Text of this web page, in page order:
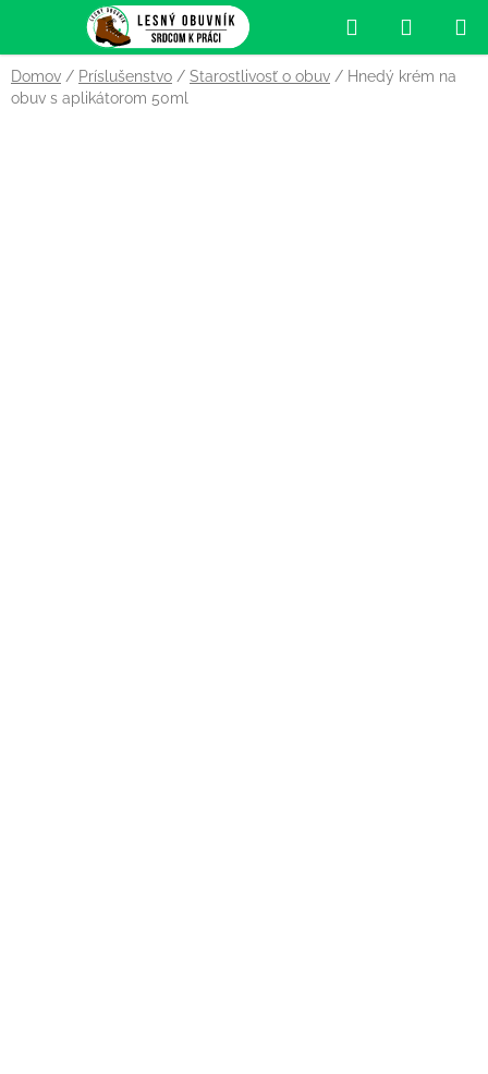
obsah
Hľadať
KOŠÍK
Domov / Príslušenstvo / Starostlivosť o obuv / Hnedý krém na
obuv s aplikátorom 50ml